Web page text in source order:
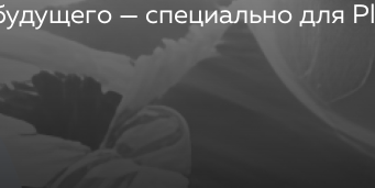
— специально для